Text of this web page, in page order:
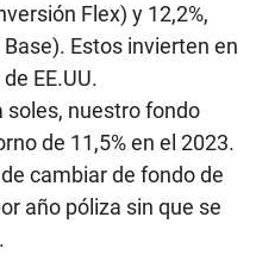
Flex) y 12,2%,
Estos invierten en
EE.UU.
soles, nuestro fondo
de 11,5% en el 2023.
cambiar de fondo de
año póliza sin que se